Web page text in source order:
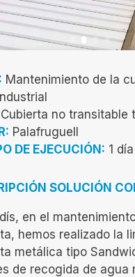
Mantenimiento de la
Cubierta no transitable
Palafruguell
DE EJECUCIÓN: 1 día
SOLUCIÓN
en el
hemos realizado la
metálica tipo
de recogida de agua